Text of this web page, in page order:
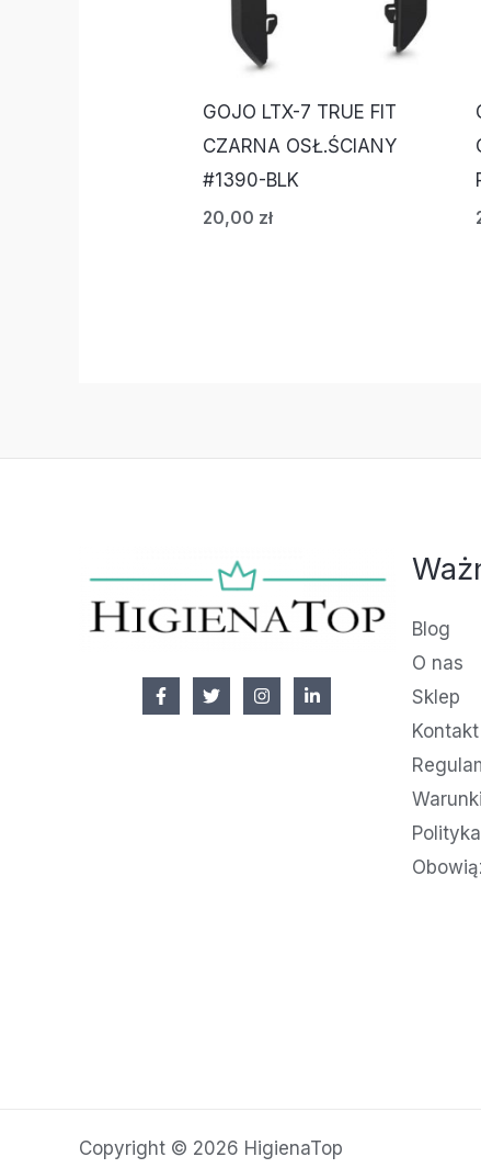
GOJO LTX-7 TRUE FIT
CZARNA OSŁ.ŚCIANY
#1390-BLK
20,00 zł
Blog
O nas
Sklep
Kontakt
Copyright © 2026 HigienaTop